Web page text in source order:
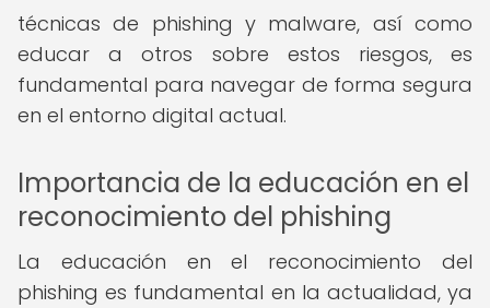
técnicas de phishing y malware, así como
educar a otros sobre estos riesgos, es
fundamental para navegar de forma segura
en el entorno digital actual.
Importancia de la educación en el
reconocimiento del phishing
La educación en el reconocimiento del
phishing es fundamental en la actualidad, ya